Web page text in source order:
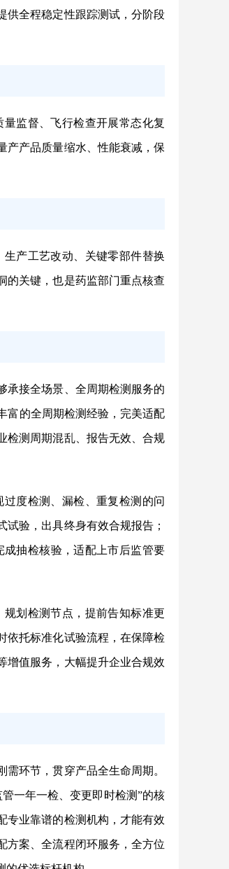
供全程稳定性跟踪测试，分阶段
监督、飞行检查开展常态化复
产产品质量缩水、性能衰减，保
产工艺改动、关键零部件替换
的关键，也是药监部门重点核查
承接全场景、全周期检测服务的
富的全周期检测经验，完美适配
检测周期混乱、报告无效、合规
度检测、漏检、重复检测的问
验，出具终身有效合规报告；
抽检核验，适配上市后监管要
划检测节点，提前告知标准更
依托标准化试验流程，在保障检
增值服务，大幅提升企业合规效
环节，贯穿产品全生命周期。
一年一检、变更即时检测”的核
专业靠谱的检测机构，才能有效
方案、全流程闭环服务，全方位